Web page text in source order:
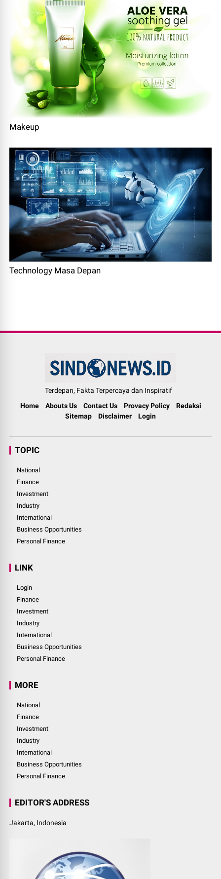
Makeup
Technology Masa Depan
Terdepan, Fakta Terpercaya dan Inspiratif
Home
Abouts Us Contact Us Provacy Policy
Redaksi
Sitemap
Disclaimer Login
TOPIC
National
Finance
Investment
Industry
International
Business Opportunities
Personal Finance
LINK
Login
Finance
Investment
Industry
International
Business Opportunities
Personal Finance
MORE
National
Finance
Investment
Industry
International
Business Opportunities
Personal Finance
EDITOR'S ADDRESS
Jakarta, Indonesia